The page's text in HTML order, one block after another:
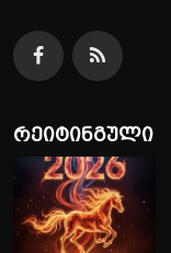
რეიტინგული